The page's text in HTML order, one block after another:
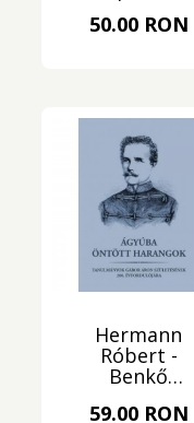
elesett
vitézek
50.00 RON
Hermann
Róbert -
Benkő
59.00 RON